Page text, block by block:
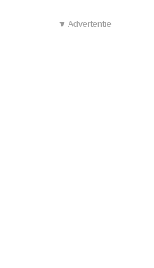
▼ Advertentie